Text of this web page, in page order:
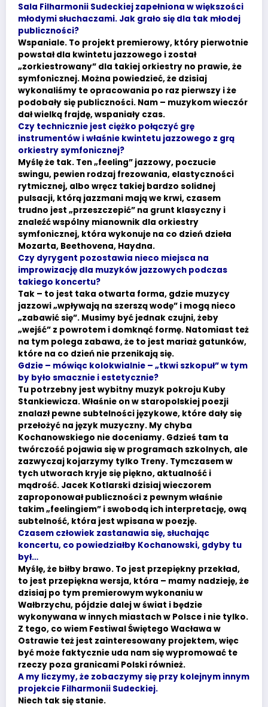
Sala Filharmonii Sudeckiej zapełniona w większości
młodymi słuchaczami. Jak grało się dla tak młodej
publiczności?
Wspaniale. To projekt premierowy, który pierwotnie
powstał dla kwintetu jazzowego i został
„zorkiestrowany” dla takiej orkiestry no prawie, że
symfonicznej. Można powiedzieć, że dzisiaj
wykonaliśmy te opracowania po raz pierwszy i że
podobały się publiczności. Nam – muzykom wieczór
dał wielką frajdę, wspaniały czas.
Czy technicznie jest ciężko połączyć grę
instrumentów i właśnie kwintetu jazzowego z grą
orkiestry symfonicznej?
Myślę że tak. Ten „feeling” jazzowy, poczucie
swingu, pewien rodzaj frezowania, elastyczności
rytmicznej, albo wręcz takiej bardzo solidnej
pulsacji, którą jazzmani mają we krwi, czasem
trudno jest „przeszczepić” na grunt klasyczny i
znaleźć wspólny mianownik dla orkiestry
symfonicznej, która wykonuje na co dzień dzieła
Mozarta, Beethovena, Haydna.
Czy dyrygent pozostawia nieco miejsca na
improwizację dla muzyków jazzowych podczas
takiego koncertu?
Tak – to jest taka otwarta forma, gdzie muzycy
jazzowi „wpływają na szerszą wodę” i mogą nieco
„zabawić się”. Musimy być jednak czujni, żeby
„wejść” z powrotem i domknąć formę. Natomiast też
na tym polega zabawa, że to jest mariaż gatunków,
które na co dzień nie przenikają się.
Gdzie – mówiąc kolokwialnie – „tkwi szkopuł” w tym
by było smacznie i estetycznie?
Tu potrzebny jest wybitny muzyk pokroju Kuby
Stankiewicza. Właśnie on w staropolskiej poezji
znalazł pewne subtelności językowe, które dały się
przełożyć na język muzyczny. My chyba
Kochanowskiego nie doceniamy. Gdzieś tam ta
twórczość pojawia się w programach szkolnych, ale
zazwyczaj kojarzymy tylko Treny. Tymczasem w
tych utworach kryje się piękno, aktualność i
mądrość. Jacek Kotlarski dzisiaj wieczorem
zaproponował publiczności z pewnym właśnie
takim „feelingiem” i swobodą ich interpretację, ową
subtelność, która jest wpisana w poezję.
Czasem człowiek zastanawia się, słuchając
koncertu, co powiedziałby Kochanowski, gdyby tu
był…
Myślę, że biłby brawo. To jest przepiękny przekład,
to jest przepiękna wersja, która – mamy nadzieję, że
dzisiaj po tym premierowym wykonaniu w
Wałbrzychu, pójdzie dalej w świat i będzie
wykonywana w innych miastach w Polsce i nie tylko.
Z tego, co wiem Festiwal Świętego Wacława w
Ostrawie też jest zainteresowany projektem, więc
być może faktycznie uda nam się wypromować te
rzeczy poza granicami Polski również.
A my liczymy, że zobaczymy się przy kolejnym innym
projekcie Filharmonii Sudeckiej.
Niech tak się stanie.